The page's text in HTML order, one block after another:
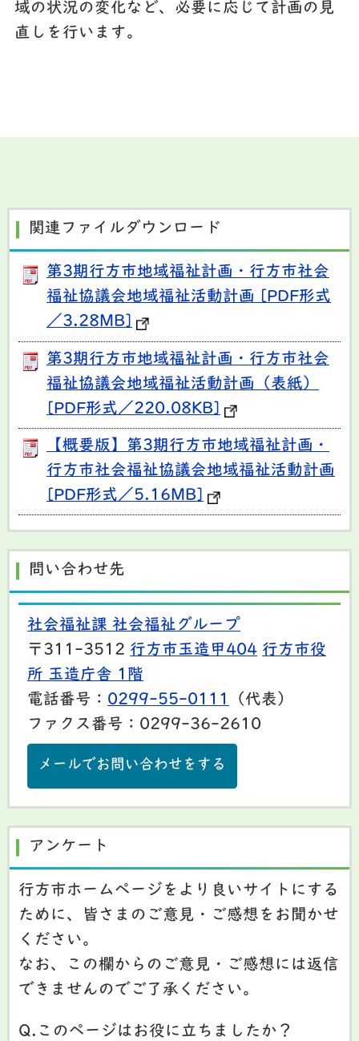
域の状況の変化など、必要に応じて計画の見
直しを行います。
関連ファイルダウンロード
第3期行方市地域福祉計画・行方市社会
福祉協議会地域福祉活動計画 [PDF形式
／3.28MB]
第3期行方市地域福祉計画・行方市社会
福祉協議会地域福祉活動計画（表紙）
[PDF形式／220.08KB]
【概要版】第3期行方市地域福祉計画・
行方市社会福祉協議会地域福祉活動計画
[PDF形式／5.16MB]
問い合わせ先
社会福祉課 社会福祉グループ
〒311-3512 行方市玉造甲404 行方市役
所 玉造庁舎 1階
電話番号： 0299-55-0111
（代表）
ファクス番号：0299-36-2610
メールでお問い合わせをする
アンケート
行方市ホームページをより良いサイトにする
ために、皆さまのご意見・ご感想をお聞かせ
ください。
なお、この欄からのご意見・ご感想には返信
できませんのでご了承ください。
Q.このページはお役に立ちましたか？